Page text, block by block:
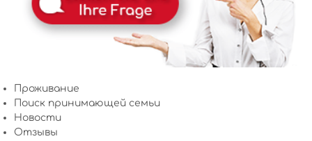
Проживание
Поиск принимающей семьи
Новости
Отзывы